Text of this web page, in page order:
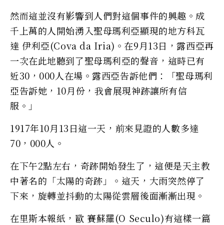
然而這並沒有影響到人們對這個事件的興趣。成
千上萬的人開始湧入聖母瑪利亞顯現的地方科瓦
達 伊利亞(Cova da Iria)。在9月13日，露西亞再
一次在此地聽到了聖母瑪利亞的聲音，這時已有
近30，000人在場。露西亞告訴他們：「聖母瑪利
亞告訴她，10月份，我會展現神跡讓所有信
服。」
1917年10月13日這一天，前來見證的人數多達
70，000人。
在下午2點左右，奇跡開始發生了，這便是天主教
中著名的「太陽的奇跡」。這天，大雨突然停了
下來，旋轉並抖動的太陽從雲層後面漸漸出現。
在里斯本報紙，歐 賽蘇羅(O Seculo)有這樣一篇